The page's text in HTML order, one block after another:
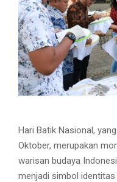
Hari Batik Nasional,
Oktober, merupakan
warisan budaya
menjadi simbol